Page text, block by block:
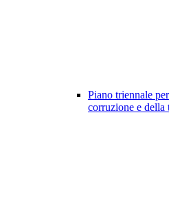
Piano triennale
corruzione e della